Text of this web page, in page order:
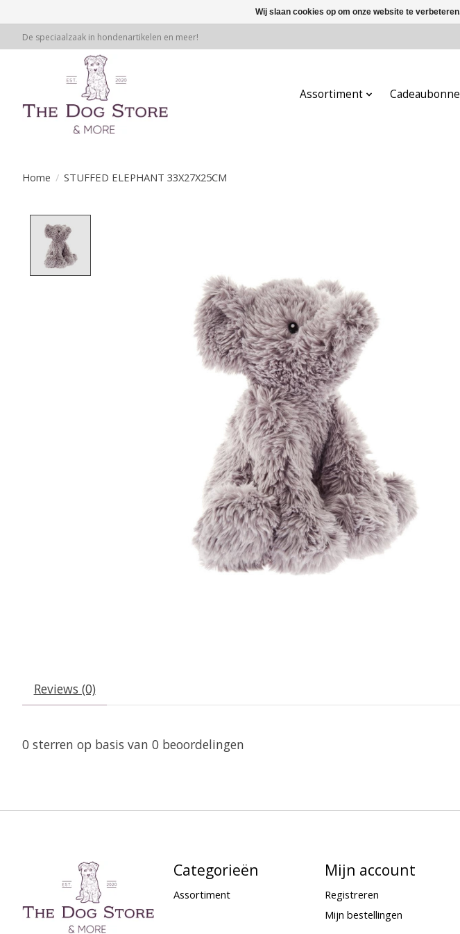
De speciaalzaak in hondenartikelen en meer!
Assortiment
Home / STUFFED ELEPHANT 33X27X25CM
Reviews (0)
0 sterren op basis van 0 beoordelingen
Categorieën
Assortiment
Mijn account
Registreren
Mijn bestellingen
Wij slaan cookies op om onze website te